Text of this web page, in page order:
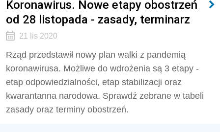
Koronawirus. Nowe etapy obostrzeń
od 28 listopada - zasady, terminarz
21 lis 2020
Rząd przedstawił nowy plan walki z pandemią
koronawirusa. Możliwe do wdrożenia są 3 etapy -
etap odpowiedzialności, etap stabilizacji oraz
kwarantanna narodowa. Sprawdź zebrane w tabeli
zasady oraz terminy obostrzeń.